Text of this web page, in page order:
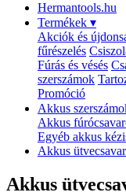
Hermantools.hu
Termékek ▾
Akciók és
fűrészelés
Fúrás és vésés
szerszámok
Promóció
Akkus
Akkus
Egyéb akkus
Akkus
Akkus